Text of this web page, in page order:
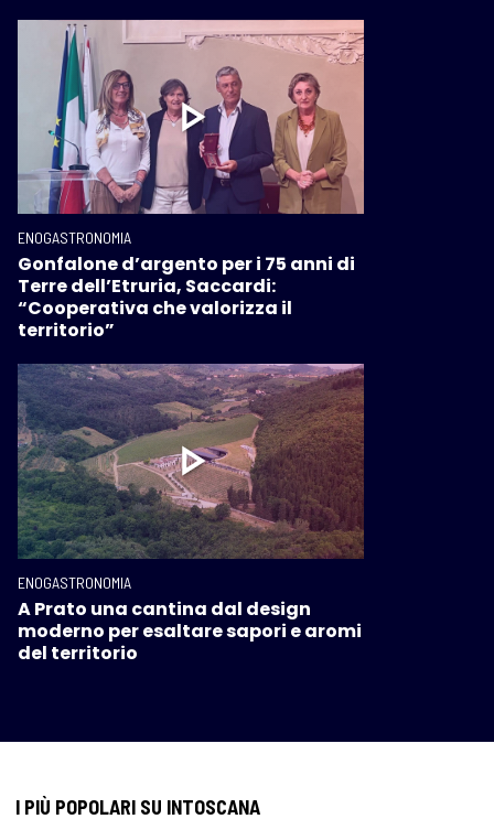
ENOGASTRONOMIA
Gonfalone d’argento per i 75 anni di
Terre dell’Etruria, Saccardi:
“Cooperativa che valorizza il
territorio”
ENOGASTRONOMIA
A Prato una cantina dal design
moderno per esaltare sapori e aromi
del territorio
I PIÙ POPOLARI SU INTOSCANA